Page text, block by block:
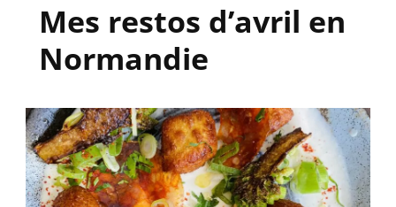
Mes restos d’avril en
Normandie